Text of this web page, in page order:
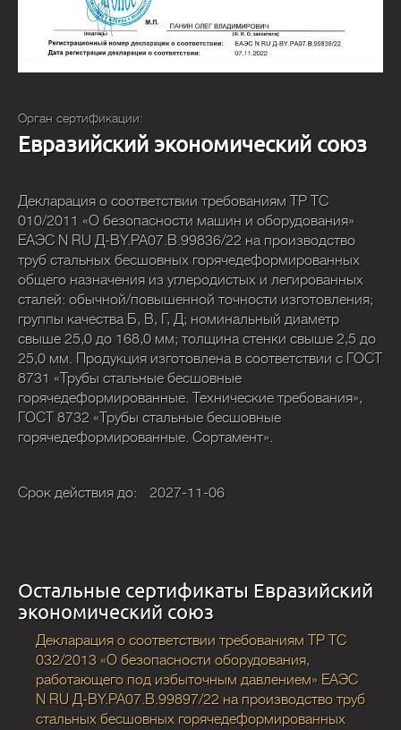
Орган сертификации:
Евразийский экономический союз
Декларация о соответствии требованиям ТР ТС
010/2011 «О безопасности машин и оборудования»
ЕАЭС N RU Д-BY.PA07.В.99836/22 на производство
труб стальных бесшовных горячедеформированных
общего назначения из углеродистых и легированных
сталей: обычной/повышенной точности изготовления;
группы качества Б, В, Г, Д; номинальный диаметр
свыше 25,0 до 168,0 мм; толщина стенки свыше 2,5 до
25,0 мм. Продукция изготовлена в соответствии с ГОСТ
8731 «Трубы стальные бесшовные
горячедеформированные. Технические требования»,
ГОСТ 8732 «Трубы стальные бесшовные
горячедеформированные. Сортамент».
Срок действия до: 2027-11-06
Остальные сертификаты Евразийский
экономический союз
Декларация о соответствии требованиям ТР ТС
032/2013 «О безопасности оборудования,
работающего под избыточным давлением» ЕАЭС
N RU Д-BY.PA07.В.99897/22 на производство труб
стальных бесшовных горячедеформированных